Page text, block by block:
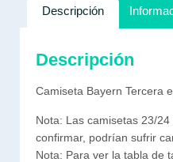
Descripción
Descripción
Camiseta Bayern Tercera
Nota: Las camisetas 23/
confirmar, podrían sufrir
Nota: Para ver la tabla de